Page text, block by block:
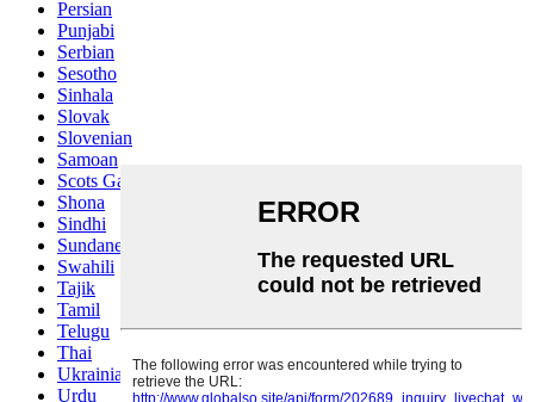
Persian
Punjabi
Serbian
Sesotho
Sinhala
Slovak
Slovenian
Samoan
Scots Gaelic
Shona
Sindhi
Sundanese
Swahili
Tajik
Tamil
Telugu
Thai
Ukrainian
Urdu